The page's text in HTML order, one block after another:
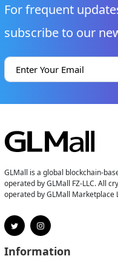
For frequent
subscribe to our
GLMall is a global blockchain-
operated by GLMall FZ-LLC. All
operated by GLMall Marketplace
Information